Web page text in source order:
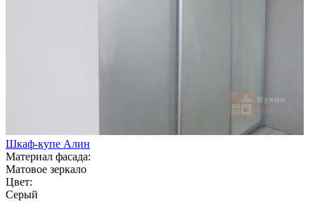
Шкаф-купе Алин
Материал фасада:
Матовое зеркало
Цвет:
Серый